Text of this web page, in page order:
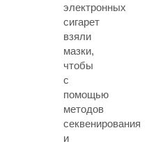
электронных
сигарет
взяли
мазки,
чтобы
с
помощью
методов
секвенирования
и